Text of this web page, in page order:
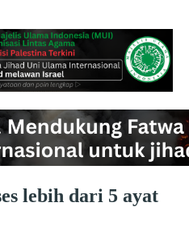
lebih dari 5 ayat